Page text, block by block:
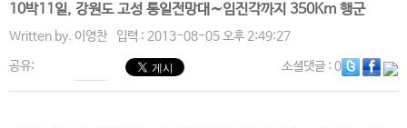
10박11일, 강원도 고성 통일전망대∼임진각까지 350Km 행군
Written by. 이영찬 입력 : 2013-08-05 오후 2:49:27
공유: 소셜댓글: 0